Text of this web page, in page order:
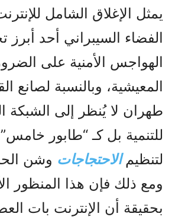
يمثل الإغلاق الشامل
الفضاء السيبراني أحد أبرز
الهواجس الأمنية على
المعيشية، وبالنسبة لصانع
طهران لا يُنظر إلى الشبكة
للتنمية بل كـ “طابور
لتنظيمالاحتجاجات وشن
ومع ذلك فإن هذا المنظور
بحقيقة أن الإنترنت بات